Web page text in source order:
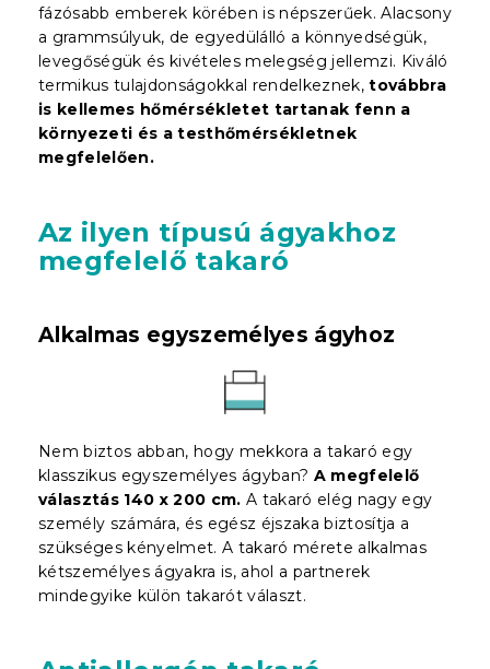
fázósabb emberek körében is népszerűek. Alacsony
a grammsúlyuk, de egyedülálló a könnyedségük,
levegőségük és kivételes melegség jellemzi. Kiváló
termikus tulajdonságokkal rendelkeznek, továbbra
is kellemes hőmérsékletet tartanak fenn a
környezeti és a testhőmérsékletnek
megfelelően.
Az ilyen típusú ágyakhoz
megfelelő takaró
Alkalmas egyszemélyes ágyhoz
Nem biztos abban, hogy mekkora a takaró egy
klasszikus egyszemélyes ágyban? A megfelelő
választás 140 x 200 cm. A takaró elég nagy egy
személy számára, és egész éjszaka biztosítja a
szükséges kényelmet. A takaró mérete alkalmas
kétszemélyes ágyakra is, ahol a partnerek
mindegyike külön takarót választ.